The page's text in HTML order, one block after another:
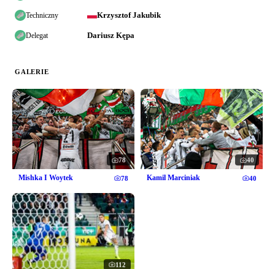
Techniczny Krzysztof Jakubik
Delegat Dariusz Kępa
GALERIE
78
Mishka I Woytek 78
40
Kamil Marciniak 40
112